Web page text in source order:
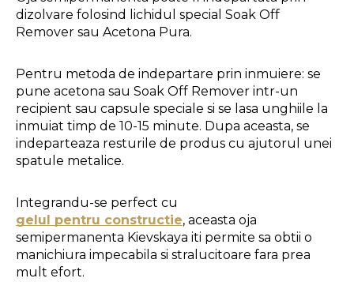
dizolvare folosind lichidul special Soak Off
Remover sau Acetona Pura.
Pentru metoda de indepartare prin inmuiere: se
pune acetona sau Soak Off Remover intr-un
recipient sau capsule speciale si se lasa unghiile la
inmuiat timp de 10-15 minute. Dupa aceasta, se
indeparteaza resturile de produs cu ajutorul unei
spatule metalice.
Integrandu-se perfect cu
gelul pentru constructie, aceasta oja
semipermanenta Kievskaya iti permite sa obtii o
manichiura impecabila si stralucitoare fara prea
mult efort.